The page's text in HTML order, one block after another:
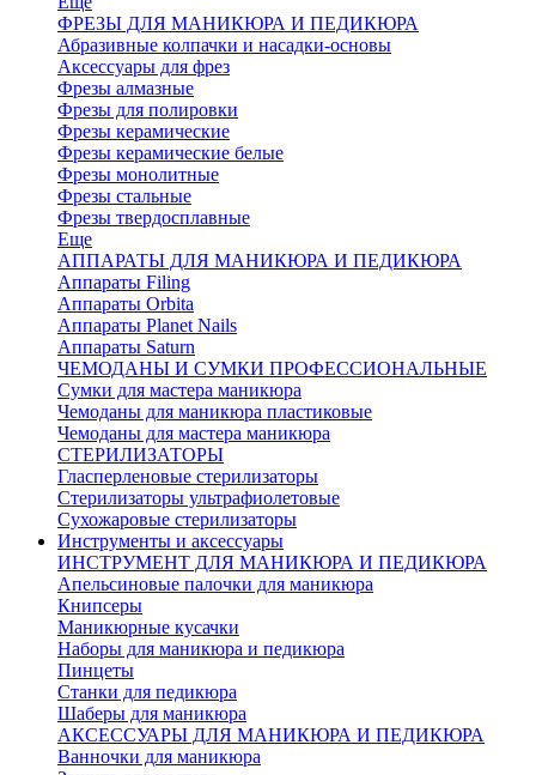
ФРЕЗЫ ДЛЯ МАНИКЮРА И ПЕДИКЮРА
Абразивные колпачки и насадки-основы
Аксессуары для фрез
Фрезы алмазные
Фрезы для полировки
Фрезы керамические
Фрезы керамические белые
Фрезы монолитные
Фрезы стальные
Фрезы твердосплавные
Еще
АППАРАТЫ ДЛЯ МАНИКЮРА И ПЕДИКЮРА
Аппараты Filing
Аппараты Orbita
Аппараты Planet Nails
Аппараты Saturn
ЧЕМОДАНЫ И СУМКИ ПРОФЕССИОНАЛЬНЫЕ
Сумки для мастера маникюра
Чемоданы для маникюра пластиковые
Чемоданы для мастера маникюра
СТЕРИЛИЗАТОРЫ
Гласперленовые стерилизаторы
Стерилизаторы ультрафиолетовые
Сухожаровые стерилизаторы
Инструменты и аксессуары
ИНСТРУМЕНТ ДЛЯ МАНИКЮРА И ПЕДИКЮРА
Апельсиновые палочки для маникюра
Книпсеры
Маникюрные кусачки
Наборы для маникюра и педикюра
Пинцеты
Станки для педикюра
Шаберы для маникюра
АКСЕССУАРЫ ДЛЯ МАНИКЮРА И ПЕДИКЮРА
Ванночки для маникюра